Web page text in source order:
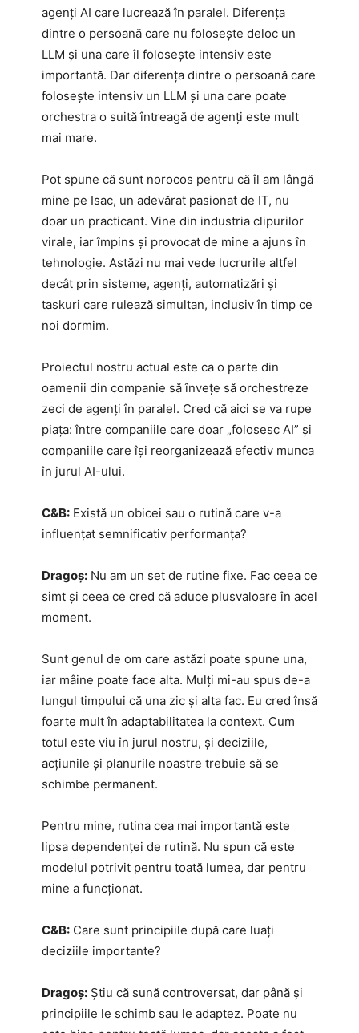
agenți AI care lucrează în paralel. Diferența
dintre o persoană care nu folosește deloc un
LLM și una care îl folosește intensiv este
importantă. Dar diferența dintre o persoană care
folosește intensiv un LLM și una care poate
orchestra o suită întreagă de agenți este mult
mai mare.
Pot spune că sunt norocos pentru că îl am lângă
mine pe Isac, un adevărat pasionat de IT, nu
doar un practicant. Vine din industria clipurilor
virale, iar împins și provocat de mine a ajuns în
tehnologie. Astăzi nu mai vede lucrurile altfel
decât prin sisteme, agenți, automatizări și
taskuri care rulează simultan, inclusiv în timp ce
noi dormim.
Proiectul nostru actual este ca o parte din
oamenii din companie să învețe să orchestreze
zeci de agenți în paralel. Cred că aici se va rupe
piața: între companiile care doar „folosesc AI” și
companiile care își reorganizează efectiv munca
în jurul AI-ului.
C&B: Există un obicei sau o rutină care v-a
influențat semnificativ performanța?
Dragoș: Nu am un set de rutine fixe. Fac ceea ce
simt și ceea ce cred că aduce plusvaloare în acel
moment.
Sunt genul de om care astăzi poate spune una,
iar mâine poate face alta. Mulți mi-au spus de-a
lungul timpului că una zic și alta fac. Eu cred însă
foarte mult în adaptabilitatea la context. Cum
totul este viu în jurul nostru, și deciziile,
acțiunile și planurile noastre trebuie să se
schimbe permanent.
Pentru mine, rutina cea mai importantă este
lipsa dependenței de rutină. Nu spun că este
modelul potrivit pentru toată lumea, dar pentru
mine a funcționat.
C&B: Care sunt principiile după care luați
deciziile importante?
Dragoș: Știu că sună controversat, dar până și
principiile le schimb sau le adaptez. Poate nu